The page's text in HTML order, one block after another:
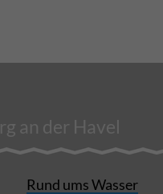
an der Havel
Rund ums Wasser